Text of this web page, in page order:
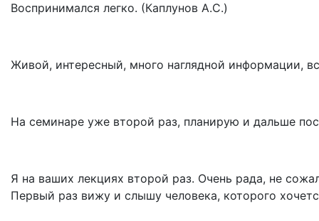
Воспринимался легко. (Каплунов А.С.)
Живой, интересный, много наглядной информации,
На семинаре уже второй раз, планирую и дальше
Я на ваших лекциях второй раз. Очень рада, не
Первый раз вижу и слышу человека, которого